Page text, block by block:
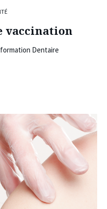
vaccination
Dentaire